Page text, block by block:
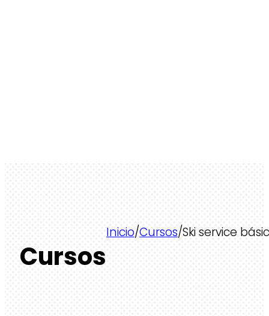
Cursos
Inicio/Cursos/Ski service